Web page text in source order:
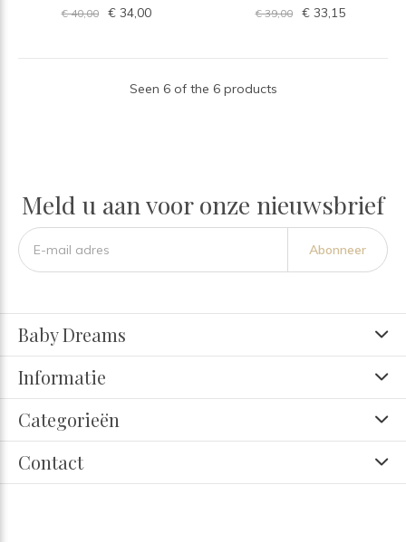
€ 40,00 € 34,00 € 39,00 € 33,15
Seen 6 of the 6 products
Meld u aan voor onze nieuwsbrief
Abonneer
Baby Dreams
Informatie
Categorieën
Contact